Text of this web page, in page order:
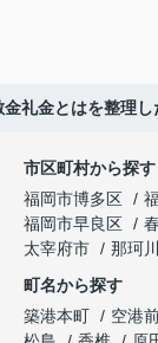
金礼金とはを整理
市区町村から探す
福岡市博多区
福岡市早良区
太宰府市
那珂
町名から探す
築港本町
空港